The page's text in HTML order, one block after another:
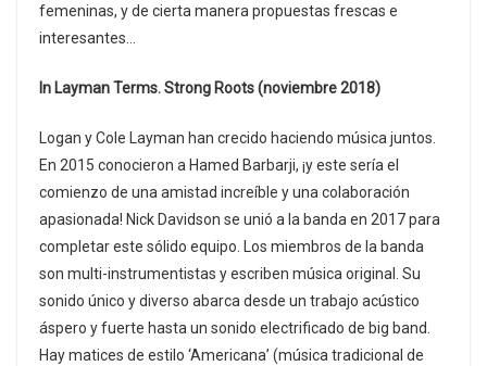
femeninas, y de cierta manera propuestas frescas e
interesantes…
In Layman Terms. Strong Roots (noviembre 2018)
Logan y Cole Layman han crecido haciendo música juntos.
En 2015 conocieron a Hamed Barbarji, ¡y este sería el
comienzo de una amistad increíble y una colaboración
apasionada! Nick Davidson se unió a la banda en 2017 para
completar este sólido equipo. Los miembros de la banda
son multi-instrumentistas y escriben música original. Su
sonido único y diverso abarca desde un trabajo acústico
áspero y fuerte hasta un sonido electrificado de big band.
Hay matices de estilo ‘Americana’ (música tradicional de